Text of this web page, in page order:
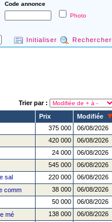
Code annonce
Photo
Initialiser Rechercher
Trier par :
Prix
Modifiée
375 000
06/08/2026
420 000
06/08/2026
24 000
06/08/2026
545 000
06/08/2026
sal 220 000
06/08/2026
comm 38 000
06/08/2026
50 000
06/08/2026
mé 138 000
06/08/2026